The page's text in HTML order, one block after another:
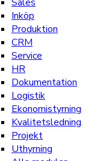
Inköp
Produktion
CRM
Service
HR
Dokumentation
Logistik
Ekonomistyrning
Kvalitetsledning
Projekt
Uthyrning